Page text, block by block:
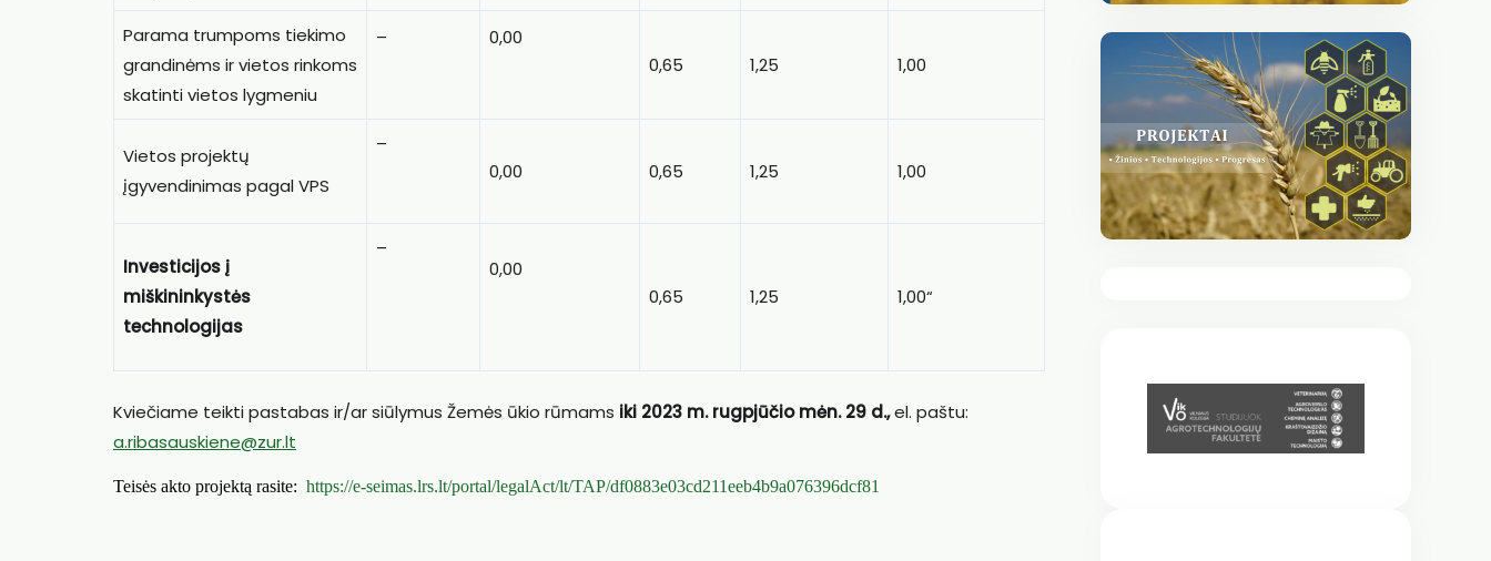
Parama trumpoms tiekimo
grandinėms ir vietos rinkoms
skatinti vietos lygmeniu
–
0,00
0,65
1,25 1,00
Vietos projektų
įgyvendinimas pagal VPS
–
0,00
0,65 1,25 1,00
Investicijos į
miškininkystės
technologijas
–
0,00
0,65
1,25 1,00“
Kviečiame teikti pastabas ir/ar siūlymus Žemės ūkio rūmams iki 2023 m. rugpjūčio mėn. 29 d.,el. paštu:
a.ribasauskiene@zur.lt
Teisės akto projektą rasite: https://e-seimas.lrs.lt/portal/legalAct/lt/TAP/df0883e03cd211eeb4b9a076396dcf81